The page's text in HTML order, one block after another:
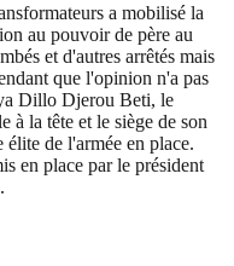
a mobilisé la
au pouvoir de père au
et d'autres arrêtés mais
que l'opinion n'a pas
Dillo Djerou Beti, le
à la tête et le siège de son
de l'armée en place.
en place par le président